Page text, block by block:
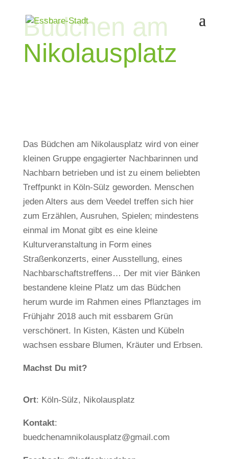
Büdchen am
Nikolausplatz
Das Büdchen am Nikolausplatz wird von einer
kleinen Gruppe engagierter Nachbarinnen und
Nachbarn betrieben und ist zu einem beliebten
Treffpunkt in Köln-Sülz geworden. Menschen
jeden Alters aus dem Veedel treffen sich hier
zum Erzählen, Ausruhen, Spielen; mindestens
einmal im Monat gibt es eine kleine
Kulturveranstaltung in Form eines
Straßenkonzerts, einer Ausstellung, eines
Nachbarschaftstreffens… Der mit vier Bänken
bestandene kleine Platz um das Büdchen
herum wurde im Rahmen eines Pflanztages im
Frühjahr 2018 auch mit essbarem Grün
verschönert. In Kisten, Kästen und Kübeln
wachsen essbare Blumen, Kräuter und Erbsen.
Machst Du mit?
Ort: Köln-Sülz, Nikolausplatz
Kontakt:
buedchenamnikolausplatz@gmail.com